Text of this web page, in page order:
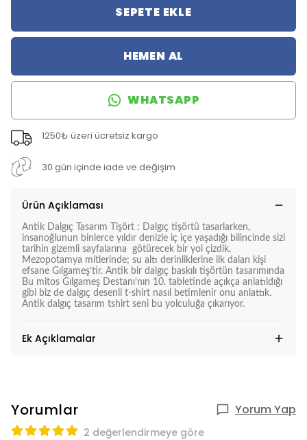
SEPETE EKLE
HEMEN AL
WHATSAPP
1250₺ üzeri ücretsiz kargo
30 gün içinde iade ve değişim
Ürün Açıklaması
Antik Dalgıç Tasarım Tişört : Dalgıç tişörtü tasarlarken,
insanoğlunun binlerce yıldır denizle iç içe yaşadığı bilincinde sizi
tarihin gizemli sayfalarına götürecek bir yol çizdik.
Mezopotamya mitlerinde; su altı derinliklerine ilk dalan kişi
efsane Gılgameş’tir. Antik bir dalgıç baskılı tişörtün tasarımında
Bu mitos Gılgameş Destanı’nın 10. tabletinde açıkça anlatıldığı
gibi biz de dalgıç desenli t-shirt nasıl betimlenir onu anlattık.
Antik dalgıç tasarım tshirt seni bu yolculuğa çıkarıyor.
Ek Açıklamalar
Yorumlar Yorum Yap
2 değerlendirmeye göre